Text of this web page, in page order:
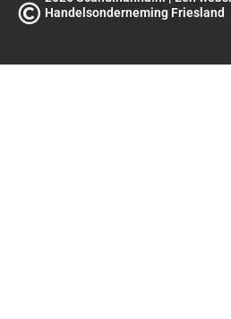
Handelsonderneming Friesland